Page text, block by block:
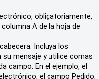
obligatoriamente,
A de la hoja de
Incluya los
su mensaje y utilice comas
campo. En el ejemplo, el
el campo Pedido,